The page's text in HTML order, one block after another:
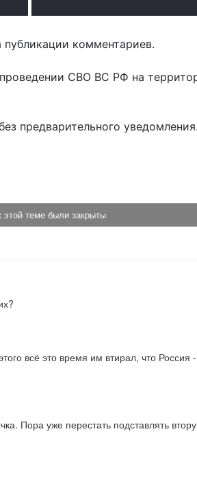
комментариев.
СВО ВС РФ на
предварительного уведомления.
этой теме были закрыты
всё это время им втирал, что
Пора уже перестать подставлять